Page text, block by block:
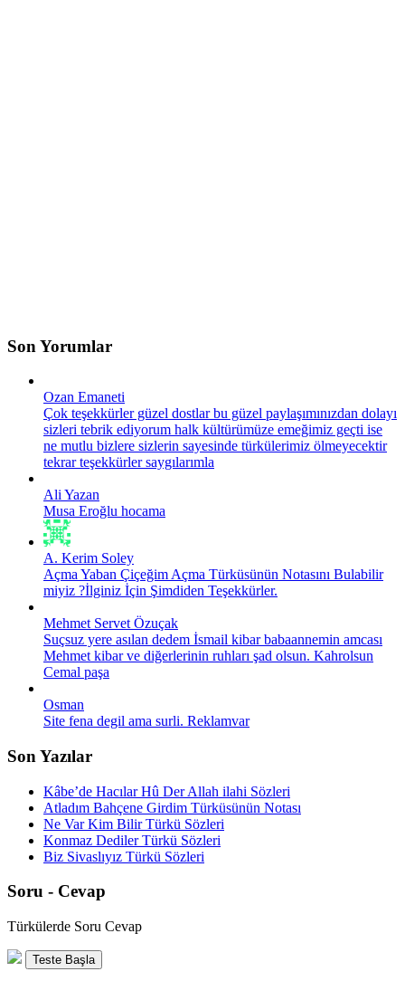
Son Yorumlar
Ozan Emaneti
Çok teşekkürler güzel dostlar bu güzel paylaşımınızdan dolayı
sizleri tebrik ediyorum halk kültürümüze emeğimiz geçti ise
ne mutlu bizlere sizlerin sayesinde türkülerimiz ölmeyecektir
tekrar teşekkürler saygılarımla
Ali Yazan
Musa Eroğlu hocama
A. Kerim Soley
Açma Yaban Çiçeğim Açma Türküsünün Notasını Bulabilir
miyiz ?İlginiz İçin Şimdiden Teşekkürler.
Mehmet Servet Özuçak
Suçsuz yere asılan dedem İsmail kibar babaannemin amcası
Mehmet kibar ve diğerlerinin ruhları şad olsun. Kahrolsun
Cemal paşa
Osman
Site fena degil ama surli. Reklamvar
Son Yazılar
Kâbe’de Hacılar Hû Der Allah ilahi Sözleri
Atladım Bahçene Girdim Türküsünün Notası
Ne Var Kim Bilir Türkü Sözleri
Konmaz Dediler Türkü Sözleri
Biz Sivaslıyız Türkü Sözleri
Soru - Cevap
Türkülerde Soru Cevap
Teste Başla